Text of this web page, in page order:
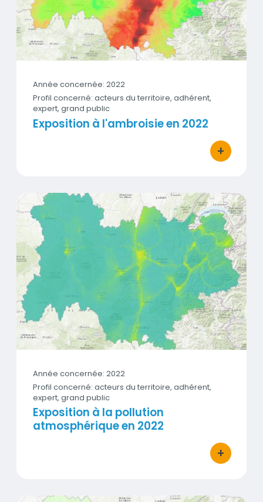
Année concernée: 2022
Profil concerné: acteurs du territoire, adhérent,
expert, grand public
Exposition à l'ambroisie en 2022
+
bouton
Exposition à la pollution atmosphérique en 2022
Vignette
Année concernée: 2022
Profil concerné: acteurs du territoire, adhérent,
expert, grand public
Exposition à la pollution
atmosphérique en 2022
+
bouton